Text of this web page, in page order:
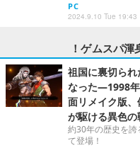
PC
2024.9.10 Tue 19:43
！ゲムスパ渾
祖国に裏切ら
なった―1998年
面リメイク版
が駆ける異色
約30年の歴史を誇
て登場！